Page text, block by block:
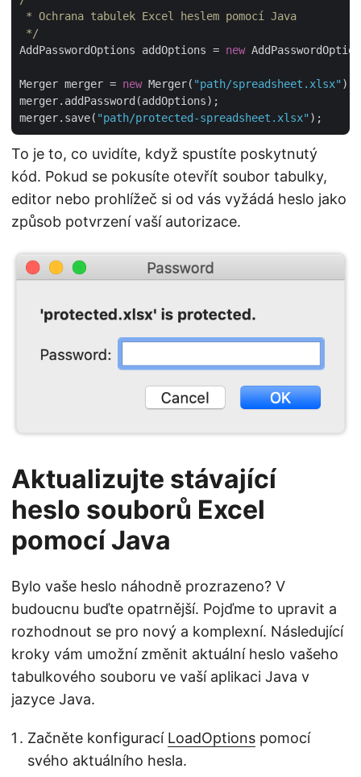
* Ochrana tabulek Excel heslem pomocí Java
*/
AddPasswordOptions addOptions = new
Merger merger = new Merger( "path/spreadsheet.xlsx" );
merger.addPassword(addOptions);
merger.save( "path/protected-spreadsheet.xlsx"
To je to, co uvidíte, když spustíte poskytnutý
kód. Pokud se pokusíte otevřít soubor tabulky,
editor nebo prohlížeč si od vás vyžádá heslo jako
způsob potvrzení vaší autorizace.
Aktualizujte stávající
heslo souborů Excel
pomocí Java
Bylo vaše heslo náhodně prozrazeno? V
budoucnu buďte opatrnější. Pojďme to upravit a
rozhodnout se pro nový a komplexní. Následující
kroky vám umožní změnit aktuální heslo vašeho
tabulkového souboru ve vaší aplikaci Java v
jazyce Java.
Začněte konfigurací LoadOptions pomocí
svého aktuálního hesla.